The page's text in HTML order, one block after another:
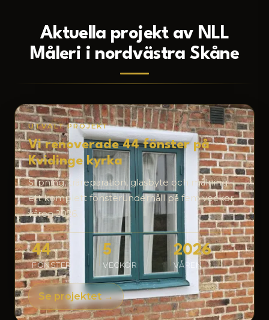
Aktuella projekt av NLL
Måleri i nordvästra Skåne
UTVALT PROJEKT
Vi renoverade 44 fönster på
Kvidinge kyrka
Slipning, träreparation, glasbyte och målning –
ett komplett fönsterunderhåll på fem veckor
våren 2026.
44
FÖNSTER
5
VECKOR
2026
VÅREN
Se projektet →